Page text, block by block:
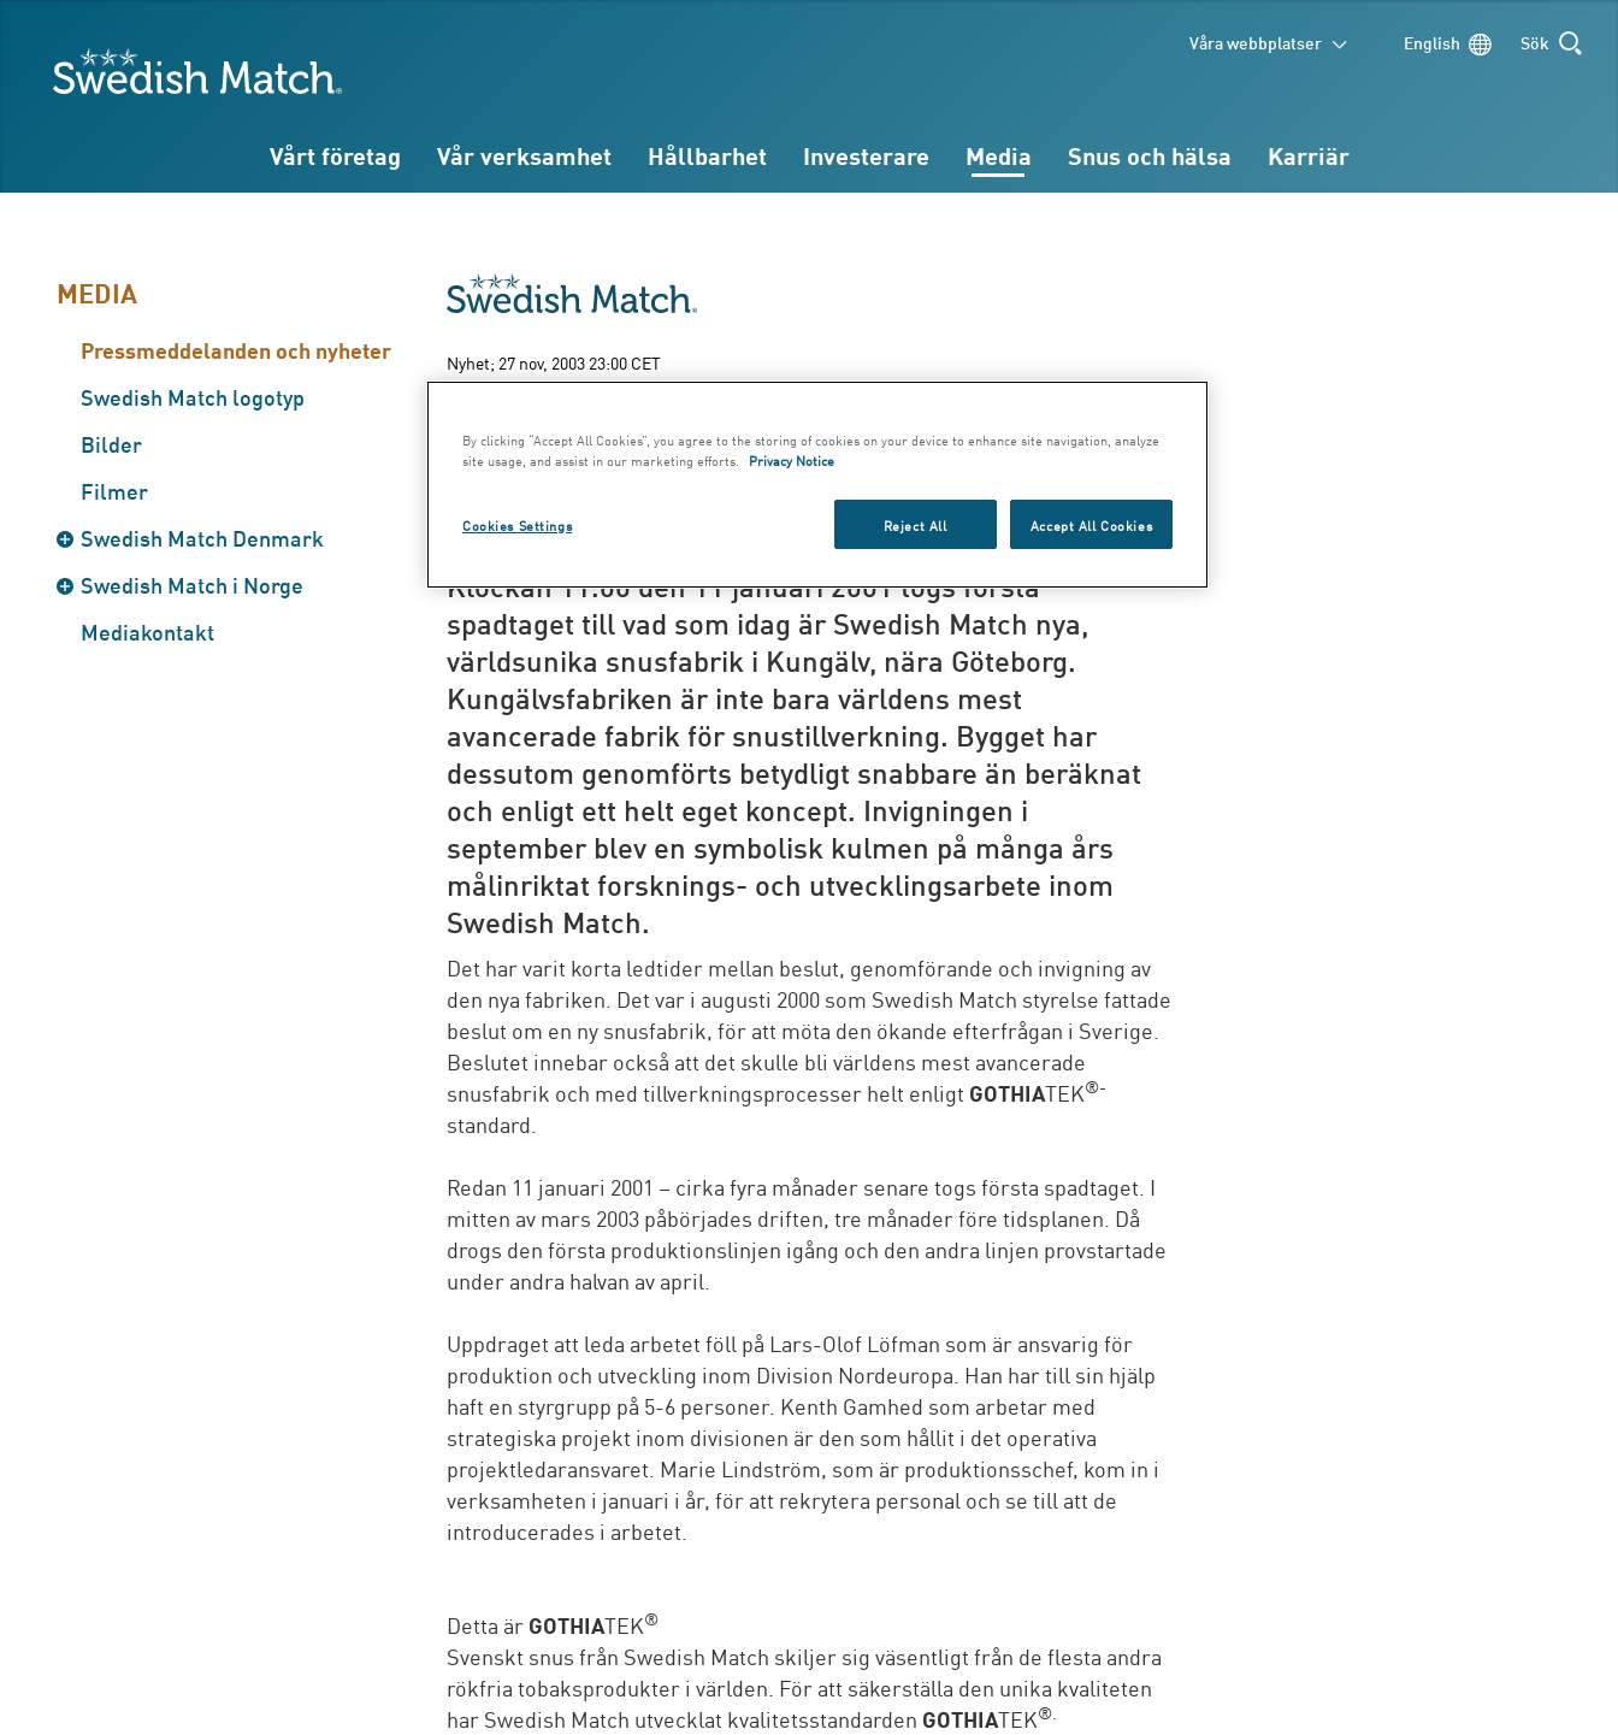
Sök
Fritext
Fritext
Swedish Match
Våra webbplatser English Sök
Vårt företag Vår verksamhet Hållbarhet Investerare Media Snus och hälsa Karriär
MEDIA
Pressmeddelanden och nyheter
Swedish Match logotyp
Bilder
Filmer
Swedish Match Denmark
Swedish Match i Norge
Mediakontakt
Nyhet; 27 nov, 2003 23:00 CET
Snabbt bygge av
världsunik fabrik
Klockan 11.00 den 11 januari 2001 togs första
spadtaget till vad som idag är Swedish Match nya,
världsunika snusfabrik i Kungälv, nära Göteborg.
Kungälvsfabriken är inte bara världens mest
avancerade fabrik för snustillverkning. Bygget har
dessutom genomförts betydligt snabbare än beräknat
och enligt ett helt eget koncept. Invigningen i
september blev en symbolisk kulmen på många års
målinriktat forsknings- och utvecklingsarbete inom
Swedish Match.
Det har varit korta ledtider mellan beslut, genomförande och invigning av
den nya fabriken. Det var i augusti 2000 som Swedish Match styrelse fattade
beslut om en ny snusfabrik, för att möta den ökande efterfrågan i Sverige.
Beslutet innebar också att det skulle bli världens mest avancerade
snusfabrik och med tillverkningsprocesser helt enligt GOTHIATEK®-
standard.
Redan 11 januari 2001 – cirka fyra månader senare togs första spadtaget. I
mitten av mars 2003 påbörjades driften, tre månader före tidsplanen. Då
drogs den första produktionslinjen igång och den andra linjen provstartade
under andra halvan av april.
Uppdraget att leda arbetet föll på Lars-Olof Löfman som är ansvarig för
produktion och utveckling inom Division Nordeuropa. Han har till sin hjälp
haft en styrgrupp på 5-6 personer. Kenth Gamhed som arbetar med
strategiska projekt inom divisionen är den som hållit i det operativa
projektledaransvaret. Marie Lindström, som är produktionsschef, kom in i
verksamheten i januari i år, för att rekrytera personal och se till att de
introducerades i arbetet.
Detta ärGOTHIATEK®
Svenskt snus från Swedish Match skiljer sig väsentligt från de flesta andra
rökfria tobaksprodukter i världen. För att säkerställa den unika kvaliteten
har Swedish Match utvecklat kvalitetsstandarden GOTHIATEK®.
By clicking “Accept All Cookies”, you agree to the storing of cookies on your device to enhance site navigation, analyze
site usage, and assist in our marketing efforts.
Privacy Notice
Cookies Settings Reject All Accept All Cookies